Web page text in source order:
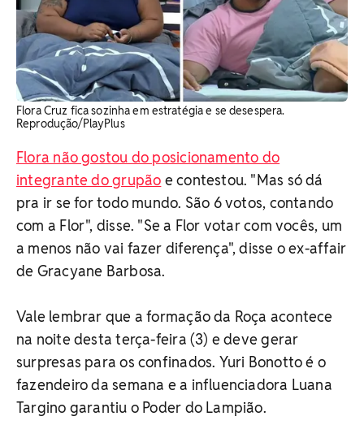
Flora Cruz fica sozinha em estratégia e se desespera.
Reprodução/PlayPlus
Flora não gostou do posicionamento do
integrante do grupão e contestou. "Mas só dá
pra ir se for todo mundo. São 6 votos, contando
com a Flor", disse. "Se a Flor votar com vocês, um
a menos não vai fazer diferença", disse o ex-affair
de Gracyane Barbosa.
Vale lembrar que a formação da Roça acontece
na noite desta terça-feira (3) e deve gerar
surpresas para os confinados. Yuri Bonotto é o
fazendeiro da semana e a influenciadora Luana
Targino garantiu o Poder do Lampião.